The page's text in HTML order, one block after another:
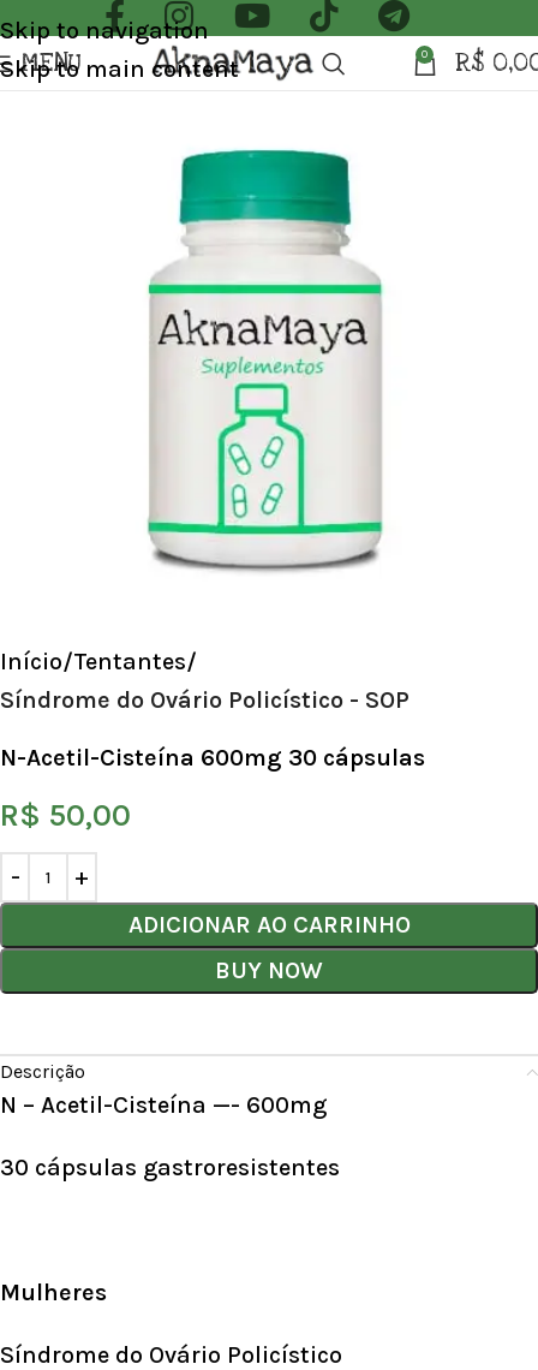
Skip to navigation
Skip to main content
MENU 0 R$
Início Tentantes
Síndrome do Ovário Policístico - SOP
N-Acetil-Cisteína 600mg 30 cápsulas
R$ 50,00
ADICIONAR AO CARRINHO
BUY NOW
Descrição
N – Acetil-Cisteína —- 600mg
30 cápsulas gastroresistentes
Mulheres
Síndrome do Ovário Policístico